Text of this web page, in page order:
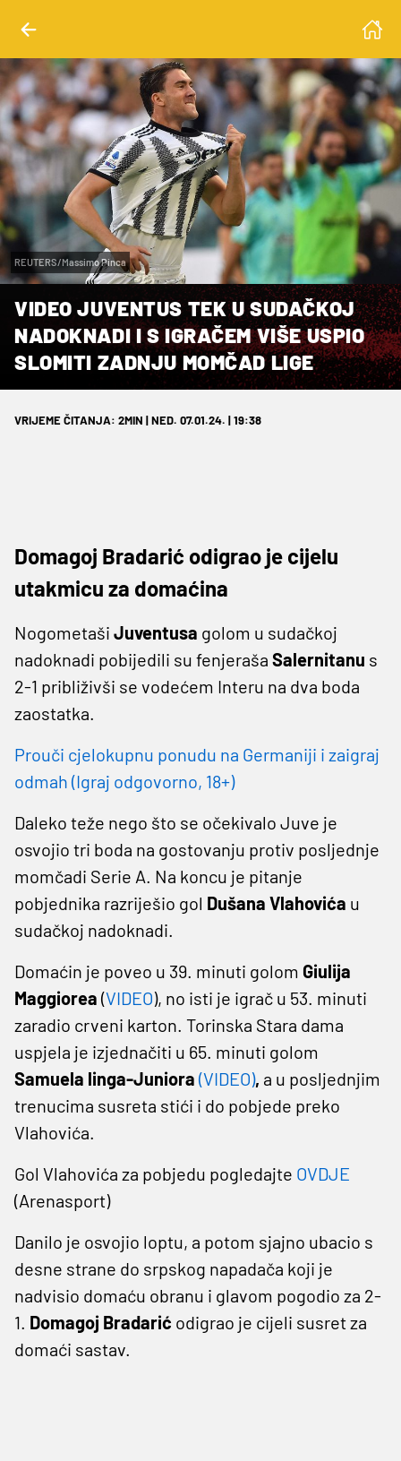
REUTERS/Massimo Pinca
VIDEO JUVENTUS TEK U SUDAČKOJ
NADOKNADI I S IGRAČEM VIŠE USPIO
SLOMITI ZADNJU MOMČAD LIGE
VRIJEME ČITANJA: 2MIN | NED. 07.01.24. | 19:38
Domagoj Bradarić odigrao je cijelu
utakmicu za domaćina
Nogometaši Juventusa golom u sudačkoj
nadoknadi pobijedili su fenjeraša Salernitanu s
2-1 približivši se vodećem Interu na dva boda
zaostatka.
Prouči cjelokupnu ponudu na Germaniji i zaigraj
odmah (Igraj odgovorno, 18+)
Daleko teže nego što se očekivalo Juve je
osvojio tri boda na gostovanju protiv posljednje
momčadi Serie A. Na koncu je pitanje
pobjednika razriješio gol Dušana Vlahovića u
sudačkoj nadoknadi.
Domaćin je poveo u 39. minuti golom Giulija
Maggiorea (VIDEO), no isti je igrač u 53. minuti
zaradio crveni karton. Torinska Stara dama
uspjela je izjednačiti u 65. minuti golom
Samuela linga-Juniora (VIDEO), a u posljednjim
trenucima susreta stići i do pobjede preko
Vlahovića.
Gol Vlahovića za pobjedu pogledajte OVDJE
(Arenasport)
Danilo je osvojio loptu, a potom sjajno ubacio s
desne strane do srpskog napadača koji je
nadvisio domaću obranu i glavom pogodio za 2-
1. Domagoj Bradarić odigrao je cijeli susret za
domaći sastav.